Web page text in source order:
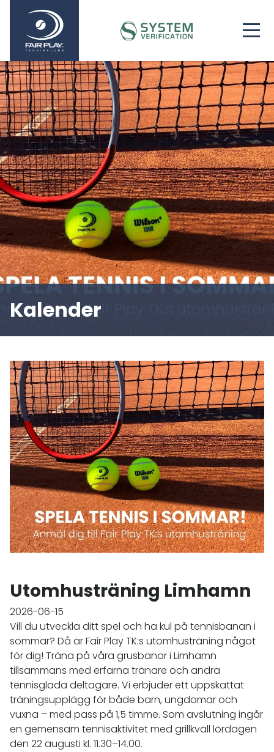
Kalender
Utomhusträning Limhamn
2026-06-15
Vill du utveckla ditt spel och ha kul på tennisbanan i
sommar? Då är Fair Play TK:s utomhusträning något
för dig! Träna på våra grusbanor i Limhamn
tillsammans med erfarna tränare och andra
tennisglada deltagare. Vi erbjuder ett uppskattat
träningsupplägg för både barn, ungdomar och
vuxna – med pass på 1,5 timme. Som avslutning ingår
en gemensam tennisaktivitet med grillkväll lördagen
den 22 augusti kl. 11.30–14.00.